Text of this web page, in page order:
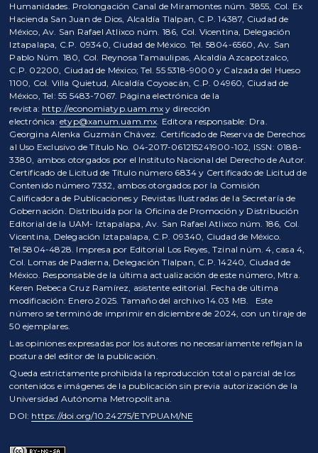
Humanidades. Prolongación Canal de Miramontes núm. 3855, Col. Ex
Hacienda San Juan de Dios, Alcaldía Tlalpan, C.P. 14387, Ciudad de
México, Av. San Rafael Atlixco núm. 186, Col. Vicentina, Delegación
Iztapalapa, C.P. 09340, Ciudad de México. Tel. 5804-6560, Av. San
Pablo Núm. 180, Col. Reynosa Tamaulipas, Alcaldía Azcapotzalco,
C.P. 02200, Ciudad de México; Tel. 55 5318-9000 y Calzada del Hueso
1100, Col. Villa Quietud, Alcaldía Coyoacán, C.P. 04960, Ciudad de
México, Tel: 55 5483-7067. Página electrónica de la
revista: http://economiatyp.uam.mx y dirección
electrónica:etyp@xanum.uam.mx. Editora responsable: Dra.
Georgina Alenka Guzmán Chávez. Certificado de Reserva de Derechos
al Uso Exclusivo de Título No. 04-2017-061215241900-102, ISSN: 0188-
3380, ambos otorgados por el Instituto Nacional del Derecho de Autor.
Certificado de Licitud de Título número 6834 y Certificado de Licitud de
Contenido número 7332, ambos otorgados por la Comisión
Calificadora de Publicaciones y Revistas Ilustradas de la Secretaría de
Gobernación. Distribuida por la Oficina de Promoción y Distribución
Editorial de la UAM- Iztapalapa, Av. San Rafael Atlixco núm. 186, Col.
Vicentina, Delegación Iztapalapa, C.P. 09340, Ciudad de México.
Tel.5804-4828. Impresa por Editorial Los Reyes, Tzinal núm. 4, casa 4,
Col. Lomas de Padierna, Delegación Tlalpan, C.P. 14240, Ciudad de
México. Responsable de la última actualización de este número, Mtra.
Keren Rebeca Cruz Ramírez, asistente editorial. Fecha de última
modificación: Enero 2025. Tamaño del archivo 14.03 MB. Este
número se terminó de imprimir en diciembre de 2024, con un tiraje de
50 ejemplares.
Las opiniones expresadas por los autores no necesariamente reflejan la
postura del editor de la publicación.
Queda estrictamente prohibida la reproducción total o parcial de los
contenidos e imágenes de la publicación sin previa autorización de la
Universidad Autónoma Metropolitana.
DOI: https://doi.org/10.24275/ETYPUAM/NE